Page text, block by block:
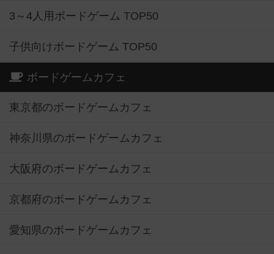
3～4人用ボードゲーム TOP50
子供向けボードゲーム TOP50
ボードゲームカフェ
東京都のボードゲームカフェ
神奈川県のボードゲームカフェ
大阪府のボードゲームカフェ
京都府のボードゲームカフェ
愛知県のボードゲームカフェ